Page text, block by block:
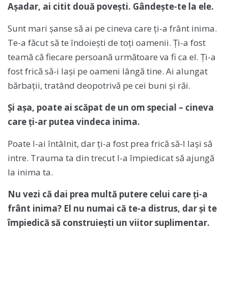
Așadar, ai citit două povești. Gândește-te la ele.
Sunt mari șanse să ai pe cineva care ți-a frânt inima.
Te-a făcut să te îndoiești de toți oamenii. Ți-a fost
teamă că fiecare persoană următoare va fi ca el. Ți-a
fost frică să-i lași pe oameni lângă tine. Ai alungat
bărbații, tratând deopotrivă pe cei buni și răi.
Și așa, poate ai scăpat de un om special – cineva
care ți-ar putea vindeca inima.
Poate l-ai întâlnit, dar ți-a fost prea frică să-l lași să
intre. Trauma ta din trecut l-a împiedicat să ajungă
la inima ta.
Nu vezi că dai prea multă putere celui care ți-a
frânt inima? El nu numai că te-a distrus, dar și te
împiedică să construiești un viitor suplimentar.